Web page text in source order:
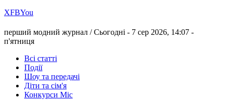
ХFBYou
перший модний журнал /Сьогодні - 7 сер 2026, 14:07 -
п'ятниця
Всі статті
Події
Шоу та передачі
Діти та сім'я
Конкурси Міс